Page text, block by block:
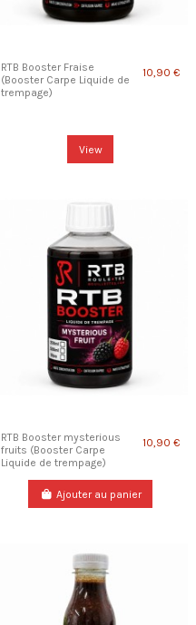
RTB Booster Fraise
(Booster Carpe Liquide de
trempage)
10,90 €
View
RTB Booster mysterious
fruits (Booster Carpe
Liquide de trempage)
10,90 €
Ajouter au panier